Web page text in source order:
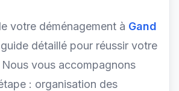
votre déménagement à Gand
détaillé pour réussir votre
Nous vous accompagnons
: organisation des